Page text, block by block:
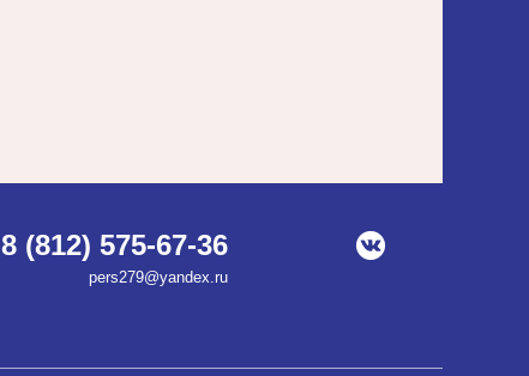
8 (812) 575-67-36
pers279@yandex.ru